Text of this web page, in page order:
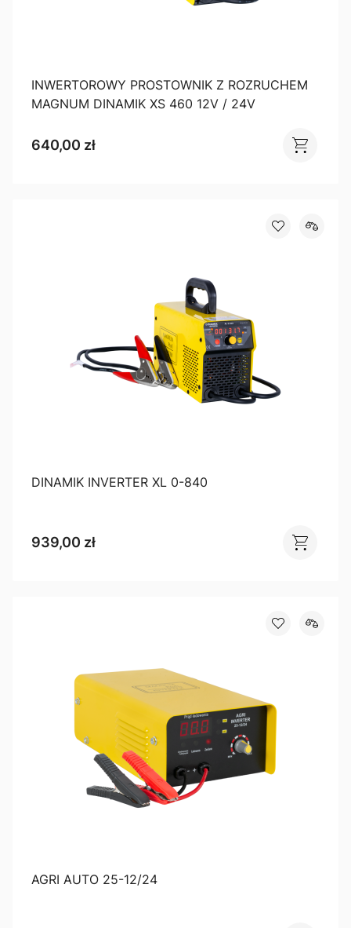
INWERTOROWY PROSTOWNIK Z ROZRUCHEM
MAGNUM DINAMIK XS 460 12V / 24V
640,00 zł
DINAMIK INVERTER XL 0-840
939,00 zł
AGRI AUTO 25-12/24